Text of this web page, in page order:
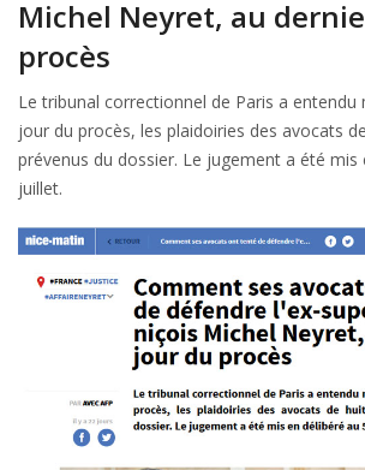
avocats
de
défendre
Michel
Michel Neyret, au
procès
Le tribunal correctionnel de Paris a entendu
jour du procès, les plaidoiries des avocats
prévenus du dossier. Le jugement a été mis
juillet.